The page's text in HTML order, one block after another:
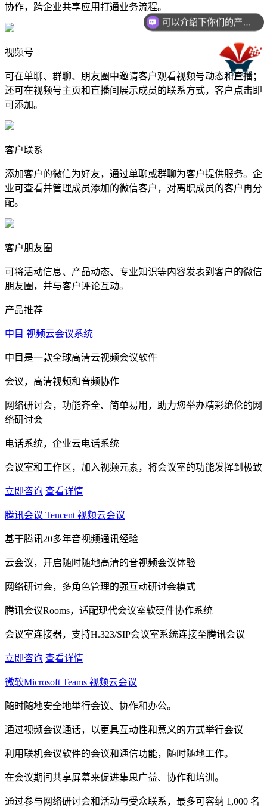
协作，跨企业共享应用打通业务流程。
视频号
可在单聊、群聊、朋友圈中邀请客户观看视频号动态和直播；
还可在视频号主页和直播间展示成员的联系方式，客户点击即
可添加。
客户联系
添加客户的微信为好友，通过单聊或群聊为客户提供服务。企
业可查看并管理成员添加的微信客户，对离职成员的客户再分
配。
客户朋友圈
可将活动信息、产品动态、专业知识等内容发表到客户的微信
朋友圈，并与客户评论互动。
产品推荐
中目 视频云会议系统
中目是一款全球高清云视频会议软件
会议，高清视频和音频协作
网络研讨会，功能齐全、简单易用，助力您举办精彩绝伦的网
络研讨会
电话系统，企业云电话系统
会议室和工作区，加入视频元素，将会议室的功能发挥到极致
立即咨询 查看详情
腾讯会议 Tencent 视频云会议
基于腾讯20多年音视频通讯经验
云会议，开启随时随地高清的音视频会议体验
网络研讨会，多角色管理的强互动研讨会模式
腾讯会议Rooms，适配现代会议室软硬件协作系统
会议室连接器，支持H.323/SIP会议室系统连接至腾讯会议
立即咨询 查看详情
微软Microsoft Teams 视频云会议
随时随地安全地举行会议、协作和办公。
通过视频会议通话，以更具互动性和意义的方式举行会议
利用联机会议软件的会议和通信功能，随时随地工作。
在会议期间共享屏幕来促进集思广益、协作和培训。
通过参与网络研讨会和活动与受众联系，最多可容纳 1,000 名
可以介绍下你们的产品么？